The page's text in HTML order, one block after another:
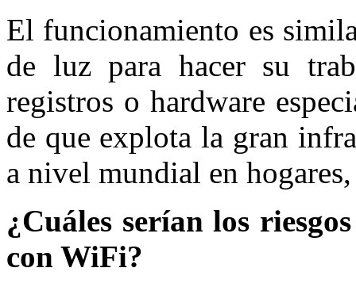
El funcionamiento es
de luz para hacer su
registros o hardware
de que explota la gran
a nivel mundial en
¿Cuáles serían los
con WiFi?